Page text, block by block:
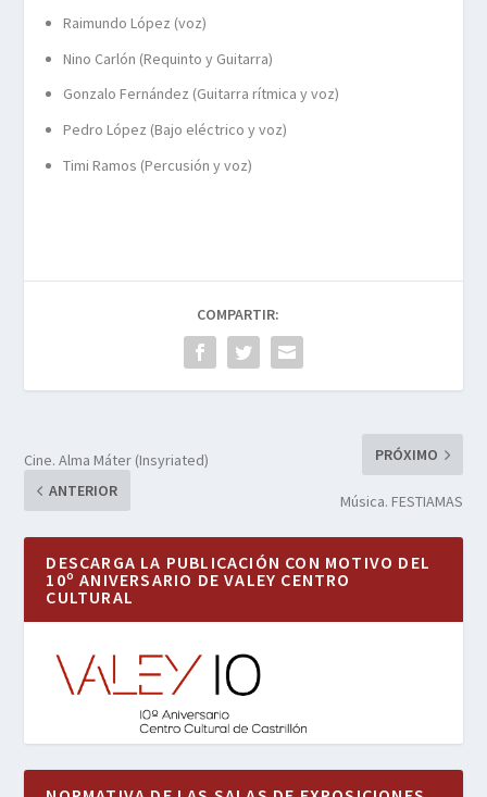
Raimundo López (voz)
Nino Carlón (Requinto y Guitarra)
Gonzalo Fernández (Guitarra rítmica y voz)
Pedro López (Bajo eléctrico y voz)
Timi Ramos (Percusión y voz)
COMPARTIR:
Cine. Alma Máter (Insyriated)
ANTERIOR
PRÓXIMO
Música. FESTIAMAS
DESCARGA LA PUBLICACIÓN CON MOTIVO DEL
10º ANIVERSARIO DE VALEY CENTRO
CULTURAL